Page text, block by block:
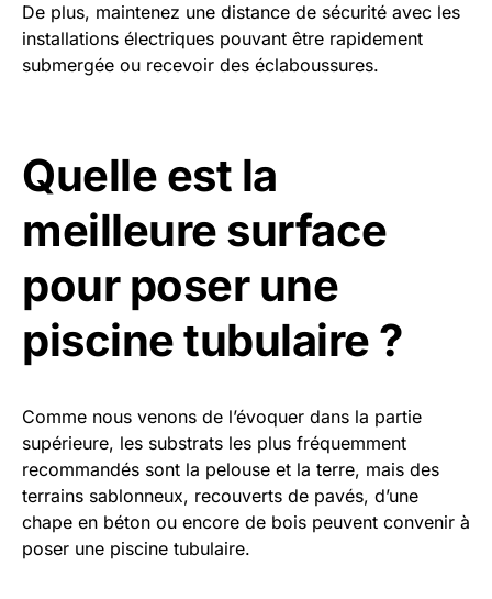
De plus, maintenez une distance de sécurité avec les
installations électriques pouvant être rapidement
submergée ou recevoir des éclaboussures.
Quelle est la
meilleure surface
pour poser une
piscine tubulaire ?
Comme nous venons de l’évoquer dans la partie
supérieure, les substrats les plus fréquemment
recommandés sont la pelouse et la terre, mais des
terrains sablonneux, recouverts de pavés, d’une
chape en béton ou encore de bois peuvent convenir à
poser une piscine tubulaire.